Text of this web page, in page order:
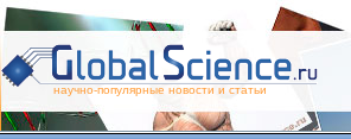
научно-популярные новости и статьи